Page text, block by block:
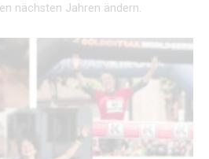
nächsten Jahren ändern.